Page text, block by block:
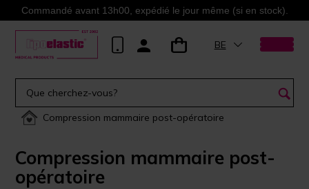
Commandé avant 13h00, expédié le jour même (si en stock).
BE
Compression mammaire post-opératoire
Compression mammaire post-
opératoire